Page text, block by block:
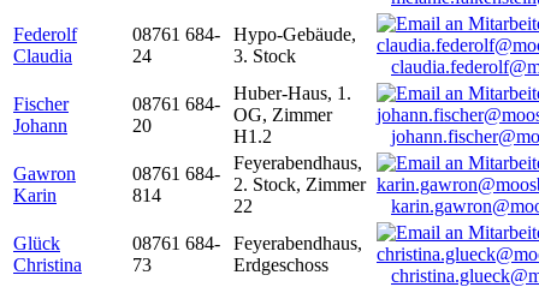
Federolf
Claudia
08761 684-
24
Hypo-Gebäude,
3. Stock
Fischer
Johann
08761 684-
20
Huber-Haus, 1.
OG, Zimmer
H1.2
Gawron
Karin
08761 684-
814
Feyerabendhaus,
2. Stock, Zimmer
22
Glück
Christina
08761 684-
73
Feyerabendhaus,
Erdgeschoss